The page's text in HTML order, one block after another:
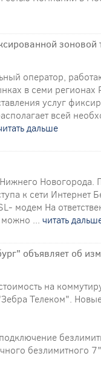
зоновой
оператор,
в семи регионах
услуг
всей
дальше
Новогорода.
к сети Интернет
модем На
можно ... читать
объявляет об
на
Телеком".
безлимитного